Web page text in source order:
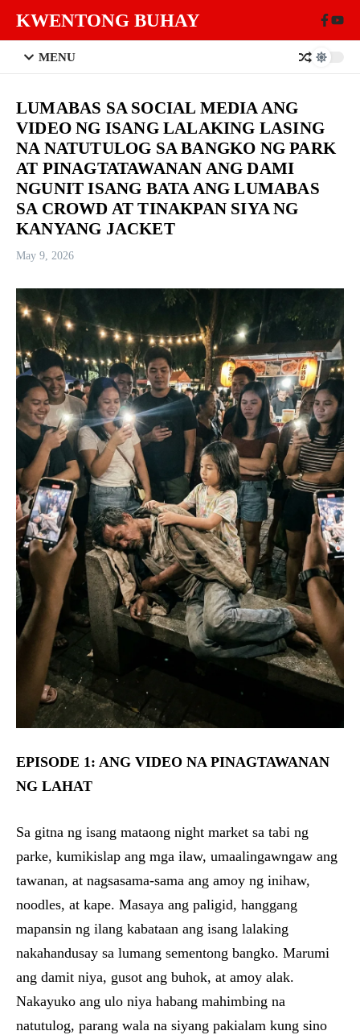
KWENTONG BUHAY
MENU
LUMABAS SA SOCIAL MEDIA ANG
VIDEO NG ISANG LALAKING LASING
NA NATUTULOG SA BANGKO NG PARK
AT PINAGTATAWANAN ANG DAMI
NGUNIT ISANG BATA ANG LUMABAS
SA CROWD AT TINAKPAN SIYA NG
KANYANG JACKET
May 9, 2026
EPISODE 1: ANG VIDEO NA PINAGTAWANAN
NG LAHAT
Sa gitna ng isang mataong night market sa tabi ng
parke, kumikislap ang mga ilaw, umaalingawngaw ang
tawanan, at nagsasama-sama ang amoy ng inihaw,
noodles, at kape. Masaya ang paligid, hanggang
mapansin ng ilang kabataan ang isang lalaking
nakahandusay sa lumang sementong bangko. Marumi
ang damit niya, gusot ang buhok, at amoy alak.
Nakayuko ang ulo niya habang mahimbing na
natutulog, parang wala na siyang pakialam kung sino